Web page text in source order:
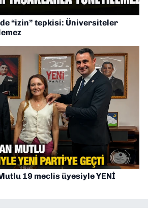
“izin” tepkisi: Üniversiteler
19 meclis üyesiyle YENİ